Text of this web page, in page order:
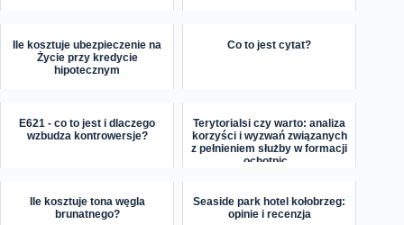
Ile kosztuje ubezpieczenie na
Życie przy kredycie
hipotecznym
Co to jest cytat?
E621 - co to jest i dlaczego
wzbudza kontrowersje?
Terytorialsi czy warto: analiza
korzyści i wyzwań związanych
z pełnieniem służby w formacji
ochotnic...
Ile kosztuje tona węgla
brunatnego?
Seaside park hotel kołobrzeg:
opinie i recenzja